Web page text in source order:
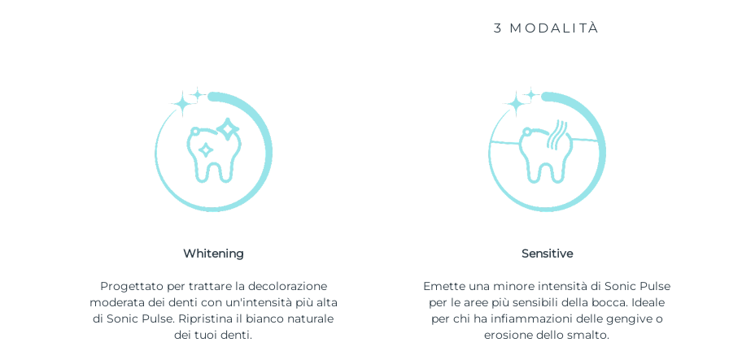
3 MODALITÀ
Whitening
Progettato per trattare la decolorazione
moderata dei denti con un'intensità più alta
di Sonic Pulse. Ripristina il bianco naturale
dei tuoi denti.
Sensitive
Emette una minore intensità di Sonic Pulse
per le aree più sensibili della bocca. Ideale
per chi ha infiammazioni delle gengive o
erosione dello smalto.